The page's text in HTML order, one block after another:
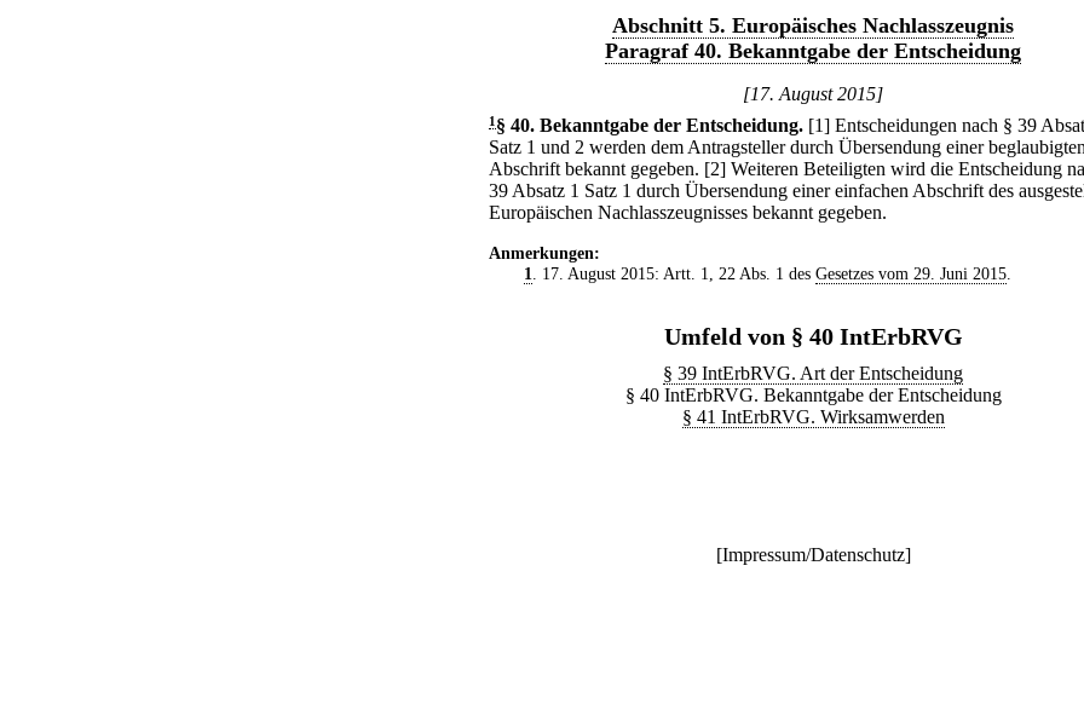
Abschnitt 5. Europäisches Nachlasszeugnis
Paragraf 40. Bekanntgabe der Entscheidung
[17. August 2015]
1 § 40. Bekanntgabe der Entscheidung. [1] Entscheidungen nach § 39
Satz 1 und 2 werden dem Antragsteller durch Übersendung einer beglaubigten
Abschrift bekannt gegeben. [2] Weiteren Beteiligten wird die Entscheidung
39 Absatz 1 Satz 1 durch Übersendung einer einfachen Abschrift des
Europäischen Nachlasszeugnisses bekannt gegeben.
Anmerkungen:
1
. 17. August 2015: Artt. 1, 22 Abs. 1 des Gesetzes vom 29. Juni 2015.
Umfeld von § 40 IntErbRVG
§ 39 IntErbRVG. Art der Entscheidung
§ 40 IntErbRVG. Bekanntgabe der Entscheidung
§ 41 IntErbRVG. Wirksamwerden
[Impressum/Datenschutz]